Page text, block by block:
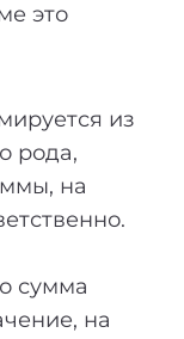
это
из
рода,
на
сумма
на